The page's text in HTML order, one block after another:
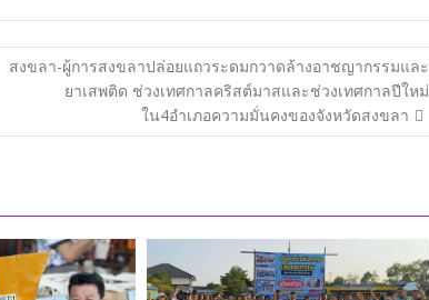
สงขลา​-ผู้การสงขลาปล่อยแถวระดมกวาดล้างอาชญากรรมและ
ยาเสพติด ช่วงเทศกาลคริสต์มาสและช่วงเทศกาลปีใหม่
ใน4อำเภอความมั่นคงของจังหวัดสงขลา